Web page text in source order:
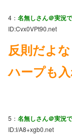
4： 名無しさん＠実況
ID:Cvx0VPt90.net
反則だよな
ハープも
5： 名無しさん＠実況
ID:I/A8+xgb0.net